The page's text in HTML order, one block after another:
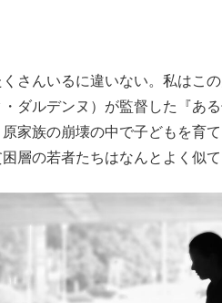
さんいるに違いない。私はこ
ダルデンヌ）が監督した『あ
家族の崩壊の中で子どもを育
層の若者たちはなんとよく似て